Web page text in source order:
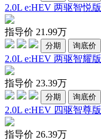
2.0L e:HEV 两驱智悦版
指导价 21.99万
分期 询底价
2.0L e:HEV 两驱智耀版
指导价 23.39万
分期 询底价
2.0L e:HEV 四驱智尊版
指导价 26.39万